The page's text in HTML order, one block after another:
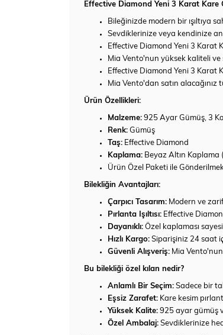
Effective Diamond Yeni 3 Karat Kare
Bileğinizde modern bir ışıltıya
Sevdiklerinize veya kendinize
Effective Diamond Yeni 3 Karat
Mia Vento'nun yüksek kaliteli ve
Effective Diamond Yeni 3 Karat
Mia Vento'dan satın
Ürün Özellikleri:
Malzeme: 925 Ayar Gümüş, 3
Renk: Gümüş
Taş: Effective Diamond
Kaplama: Beyaz Altın Kaplama
Ürün Özel Paketi ile
Bilekliğin Avantajları:
Çarpıcı Tasarım: Modern ve
Pırlanta Işıltısı: Effective
Dayanıklı: Özel kaplaması
Hızlı Kargo: Siparişiniz 24 saat
Güvenli Alışveriş: Mia
Bu bilekliği özel kılan nedir?
Anlamlı Bir Seçim: Sadece bir
Eşsiz Zarafet: Kare kesim
Yüksek Kalite: 925 ayar gümüş
Özel Ambalaj: Sevdiklerinize